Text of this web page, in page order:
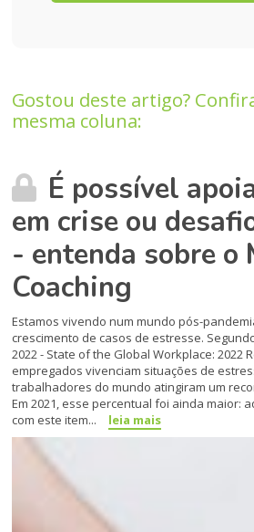
Gostou deste artigo?
mesma coluna:
É possível
em crise ou
- entenda sobre o
Coaching
Estamos vivendo num mundo pós-
crescimento de casos de estresse.
2022 - State of the Global Workplace: 2022
empregados vivenciam situações de
trabalhadores do mundo atingiram um
Em 2021, esse percentual foi ainda maior:
com este item...
leia mais